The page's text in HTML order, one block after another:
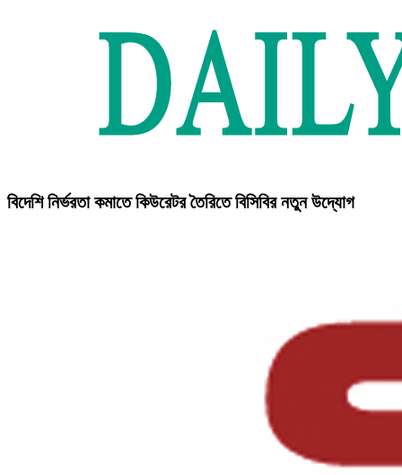
বিদেশি নির্ভরতা কমাতে কিউরেটর তৈরিতে বিসিবির নতুন উদ্যোগ